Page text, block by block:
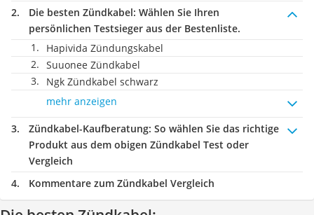
Die besten Zündkabel: Wählen Sie Ihren
persönlichen Testsieger aus der Bestenliste.
Hapivida Zündungskabel
Suuonee Zündkabel
Ngk Zündkabel schwarz
mehr anzeigen
Zündkabel-Kaufberatung: So wählen Sie das richtige
Produkt aus dem obigen Zündkabel Test oder
Vergleich
Kommentare zum Zündkabel Vergleich